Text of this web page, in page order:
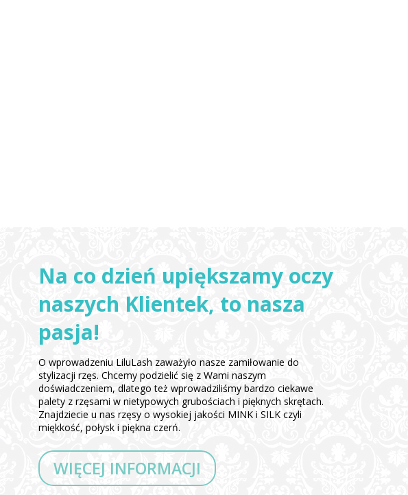
Na co dzień upiększamy oczy
naszych Klientek, to nasza
pasja!
O wprowadzeniu LiluLash zaważyło nasze zamiłowanie do
stylizacji rzęs. Chcemy podzielić się z Wami naszym
doświadczeniem, dlatego też wprowadziliśmy bardzo ciekawe
palety z rzęsami w nietypowych grubościach i pięknych skrętach.
Znajdziecie u nas rzęsy o wysokiej jakości MINK i SILK czyli
miękkość, połysk i piękna czerń.
WIĘCEJ INFORMACJI